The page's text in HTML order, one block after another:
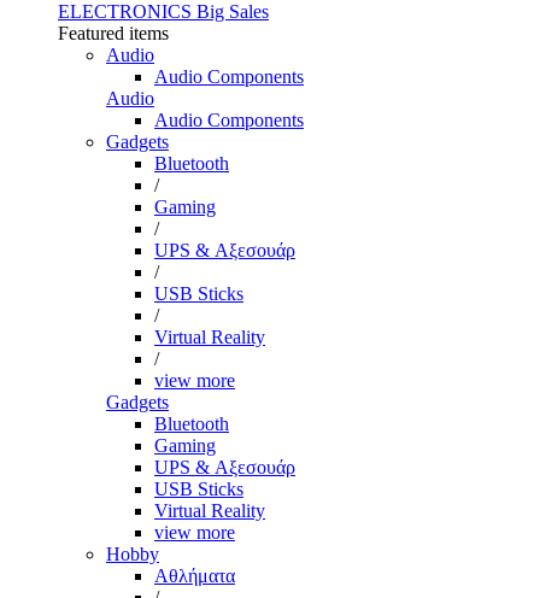
ELECTRONICS Big Sales
Featured items
Audio
Audio Components
Audio
Audio Components
Gadgets
Bluetooth
/
Gaming
/
UPS & Αξεσουάρ
/
USB Sticks
/
Virtual Reality
/
view more
Gadgets
Bluetooth
Gaming
UPS & Αξεσουάρ
USB Sticks
Virtual Reality
view more
Hobby
Αθλήματα